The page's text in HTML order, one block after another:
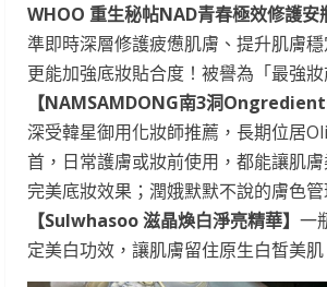
WHOO 重生秘帖NAD青春極效修護安
準即時深層修護疲憊肌膚、提升肌膚
更能加強底妝貼合度！被譽為「最強
【NAMSAMDONG南3洞
深受韓星御用化妝師推薦，長期位居
首，日常護膚或妝前使用，都能讓肌
完美底妝效果；潤娥默默不說的膚色管
【Sulwhasoo 滋晶煥白淨亮精華】 一
定美白功效，讓肌膚留住原生白皙美肌